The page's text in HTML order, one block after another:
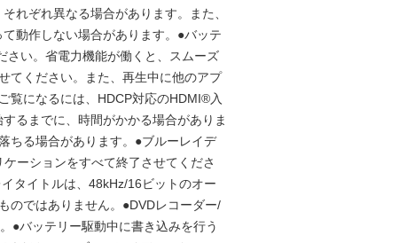
れぞれ異なる場合があります。また、
動作しない場合があります。●バッテ
さい。省電力機能が働くと、スムーズ
てください。また、再生中に他のアプ
覧になるには、HDCP対応のHDMI®入
るまでに、時間がかかる場合がありま
ちる場合があります。●ブルーレイデ
ーションをすべて終了させてくださ
タイトルは、48kHz/16ビットのオー
のではありません。●DVDレコーダー/
●バッテリー駆動中に書き込みを行う